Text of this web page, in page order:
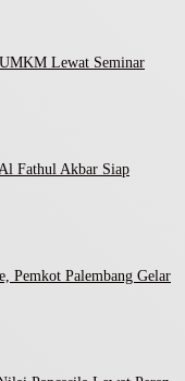
Lewat Seminar
Fathul Akbar Siap
Pemkot Palembang Gelar